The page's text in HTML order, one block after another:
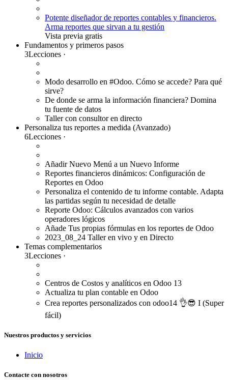
Potente diseñador de reportes contables y financieros.
Arma reportes que sirvan a tu gestión
Vista previa gratis
Fundamentos y primeros pasos
3Lecciones ·
Modo desarrollo en #Odoo. Cómo se accede? Para qué
sirve?
De donde se arma la información financiera? Domina
tu fuente de datos
Taller con consultor en directo
Personaliza tus reportes a medida (Avanzado)
6Lecciones ·
Añadir Nuevo Menú a un Nuevo Informe
Reportes financieros dinámicos: Configuración de
Reportes en Odoo
Personaliza el contenido de tu informe contable. Adapta
las partidas según tu necesidad de detalle
Reporte Odoo: Cálculos avanzados con varios
operadores lógicos
Añade Tus propias fórmulas en los reportes de Odoo
2023_08_24 Taller en vivo y en Directo
Temas complementarios
3Lecciones ·
Centros de Costos y analíticos en Odoo 13
Actualiza tu plan contable en Odoo
Crea reportes personalizados con odoo14 👌😎 I (Super
fácil)
Nuestros productos y servicios
Inicio
Contacte con nosotros